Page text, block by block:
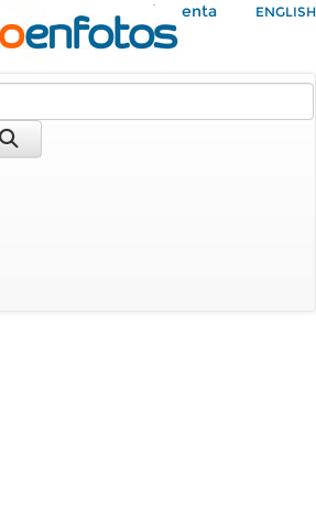
Mi Cuenta ENGLISH